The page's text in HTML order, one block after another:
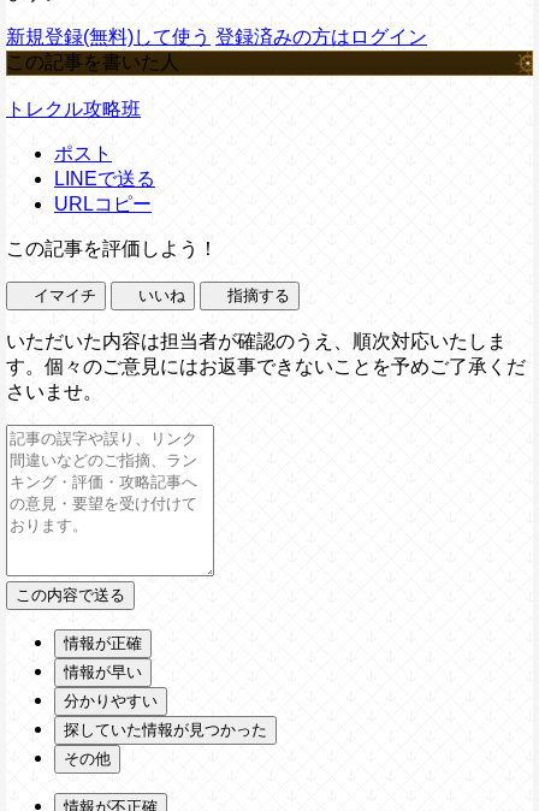
新規登録(無料)して使う 登録済みの方はログイン
この記事を書いた人
トレクル攻略班
ポスト
LINEで送る
URLコピー
この記事を評価しよう！
イマイチ いいね 指摘する
いただいた内容は担当者が確認のうえ、順次対応いたしま
す。個々のご意見にはお返事できないことを予めご了承くだ
さいませ。
情報が正確
情報が早い
分かりやすい
探していた情報が見つかった
その他
情報が不正確